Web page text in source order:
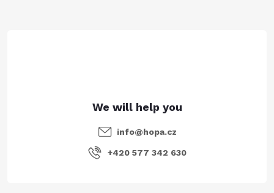
info@hopa.cz
+420 577 342 630